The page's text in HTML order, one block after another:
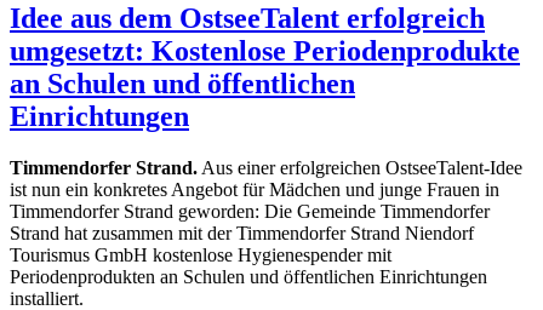
Idee aus dem OstseeTalent erfolgreich
umgesetzt: Kostenlose Periodenprodukte
an Schulen und öffentlichen
Einrichtungen
Timmendorfer Strand. Aus einer erfolgreichen OstseeTalent-Idee
ist nun ein konkretes Angebot für Mädchen und junge Frauen in
Timmendorfer Strand geworden: Die Gemeinde Timmendorfer
Strand hat zusammen mit der Timmendorfer Strand Niendorf
Tourismus GmbH kostenlose Hygienespender mit
Periodenprodukten an Schulen und öffentlichen Einrichtungen
installiert.